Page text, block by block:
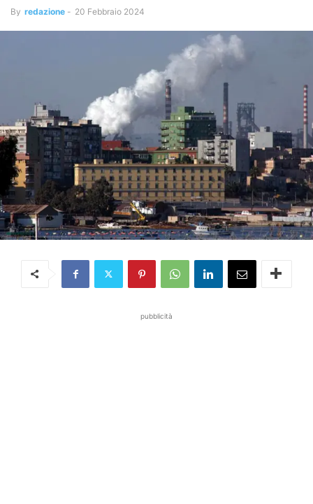
By redazione - 20 Febbraio 2024
pubblicità